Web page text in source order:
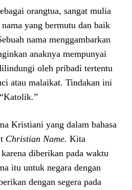
orangtua, sangat mulia
yang bermutu dan baik
nama menggambarkan
anaknya mempunyai
oleh pribadi tertentu
atau malaikat. Tindakan ini
Kristiani yang dalam bahasa
Christian Name. Kita
diberikan pada waktu
itu untuk negara dengan
dengan segera pada